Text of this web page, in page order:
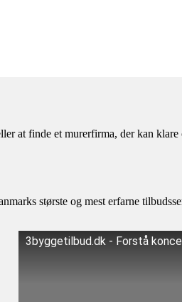
at finde et murerfirma, der kan
største og mest erfarne
3byggetilbud.dk - Forstå